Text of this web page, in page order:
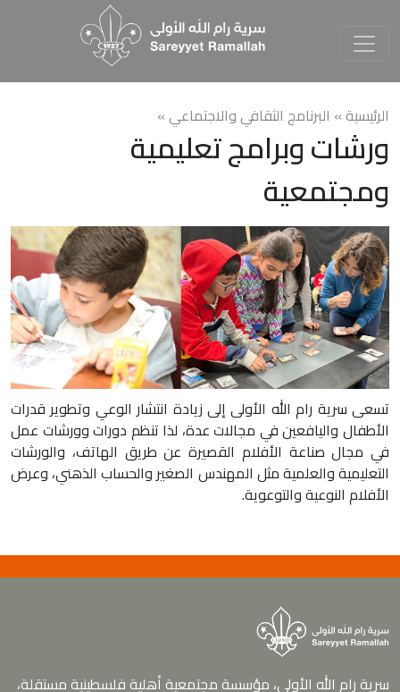
الرئيسية » البرنامج الثقافي والاجتماعي»
ورشات وبرامج تعليمية
ومجتمعية
تسعى سرية رام الله الأولى إلى زيادة انتشار الوعي وتطوير قدرات
الأطفال واليافعين في مجالات عدة، لذا تنظم دورات وورشات عمل
في مجال صناعة الأفلام القصيرة عن طريق الهاتف، والورشات
التعليمية والعلمية مثل المهندس الصغير والحساب الذهني، وعرض
الأفلام النوعية والتوعوية.
سرية رام الله الأولى، مؤسسة مجتمعية أهلية فلسطينية مستقلة،